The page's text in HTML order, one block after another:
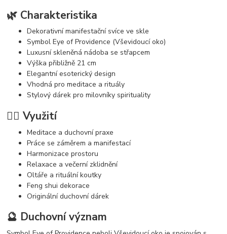
🌿 Charakteristika
Dekorativní manifestační svíce ve skle
Symbol Eye of Providence (Vševidoucí oko)
Luxusní skleněná nádoba se střapcem
Výška přibližně 21 cm
Elegantní esoterický design
Vhodná pro meditace a rituály
Stylový dárek pro milovníky spirituality
🧘‍♀️ Využití
Meditace a duchovní praxe
Práce se záměrem a manifestací
Harmonizace prostoru
Relaxace a večerní zklidnění
Oltáře a rituální koutky
Feng shui dekorace
Originální duchovní dárek
🔮 Duchovní význam